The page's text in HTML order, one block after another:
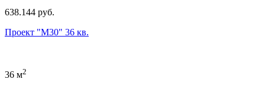
638.144 руб.
Проект "М30" 36 кв.
36 м2